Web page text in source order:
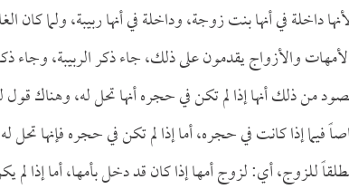
في أنها بنت زوجة، وداخلة في أنها ربيبة، ولما كان
والأزواج يقدمون على ذلك، جاء ذكر الربيبة، وجاء
من ذلك أنها إذا لم تكن في حجره أنها تحل له، وهناك
إذا كانت في حجره، أما إذا لم تكن في حجره فإنها
للزوج، أي: لزوج أمها إذا كان قد دخل بأمها، أما إذا لم